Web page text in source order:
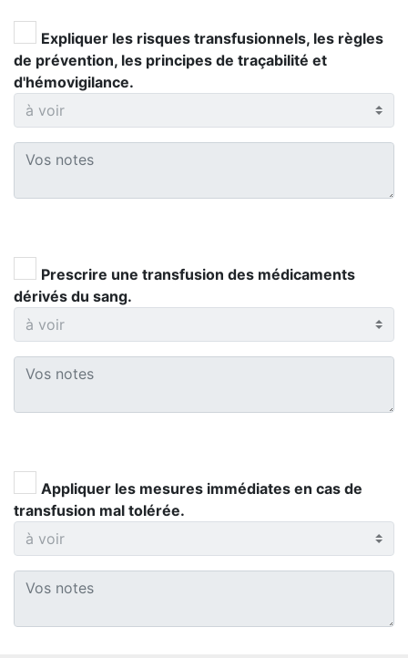
Expliquer les risques transfusionnels, les règles
de prévention, les principes de traçabilité et
d'hémovigilance.
Prescrire une transfusion des médicaments
dérivés du sang.
Appliquer les mesures immédiates en cas de
transfusion mal tolérée.